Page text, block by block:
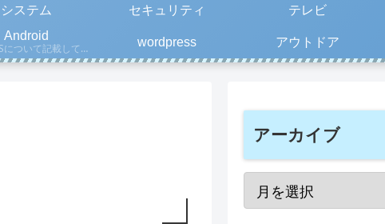
システム セキュリティ テレビ
Android
AndroidOSについて記載しています。古い情報もあるので、更新日を確認して下さい。
wordpress アウトドア
アーカイブ